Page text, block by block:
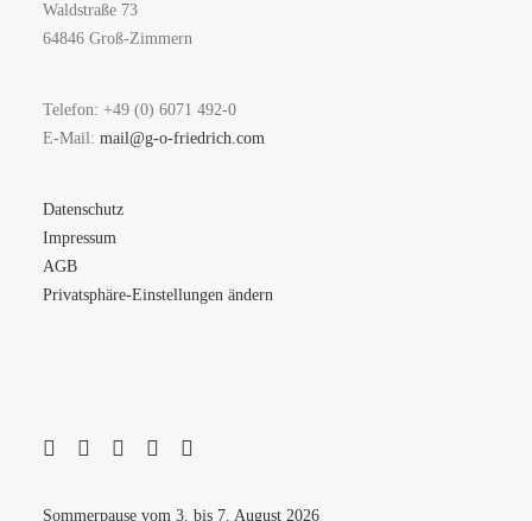
Waldstraße 73
64846 Groß-Zimmern
Telefon: +49 (0) 6071 492-0
E-Mail: mail@g-o-friedrich.com
Datenschutz
Impressum
AGB
Privatsphäre-Einstellungen ändern
Sommerpause vom 3. bis 7. August 2026